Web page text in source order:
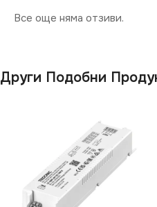
Все още няма отзиви.
Други Подобни